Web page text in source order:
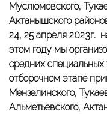
Муслюмовского,
Актанышского
24, 25 апреля 2023г.
этом году мы
средних
отборочном этапе
Мензелинского,
Альметьевского,